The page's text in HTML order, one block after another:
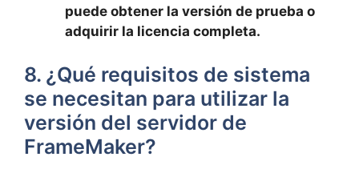
puede obtener la versión de prueba o
adquirir la licencia completa.
8. ¿Qué requisitos de sistema
se necesitan para utilizar la
versión del servidor de
FrameMaker?